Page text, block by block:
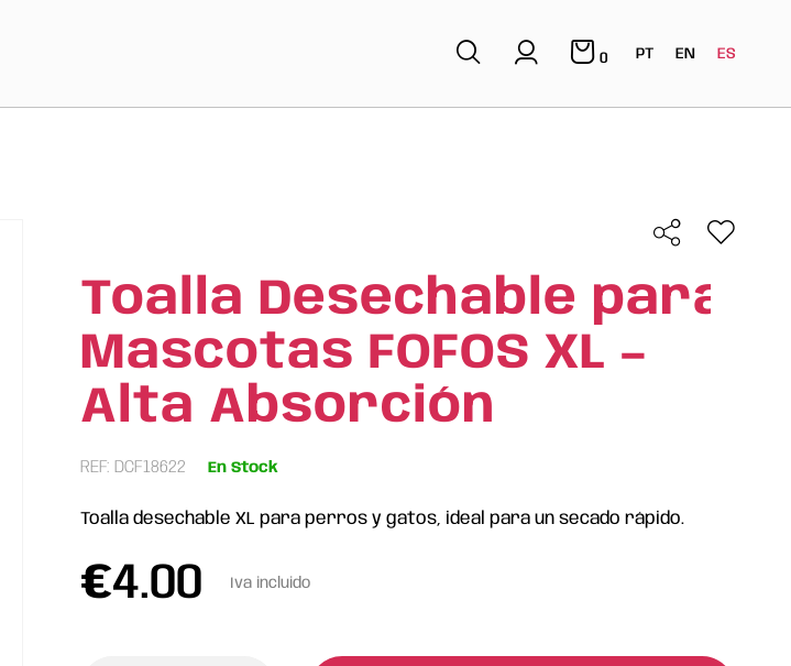
0 PT EN ES
Toalla Desechable para
Mascotas FOFOS XL –
Alta Absorción
REF: DCF18622 En Stock
Toalla desechable XL para perros y gatos, ideal para un secado rápido.
€4.00 Iva incluido